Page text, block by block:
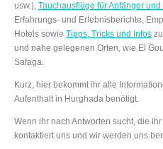
usw.), Tauchausflüge für Anfänger
Erfahrungs- und Erlebnisberichte,
Hotels sowie Tipps, Tricks und Infos
und nahe gelegenen Orten, wie El
Safaga.
Kurz, hier bekommt ihr alle
Aufenthalt in Hurghada benötigt.
Wenn ihr nach Antworten sucht, die
kontaktiert uns und wir werden uns